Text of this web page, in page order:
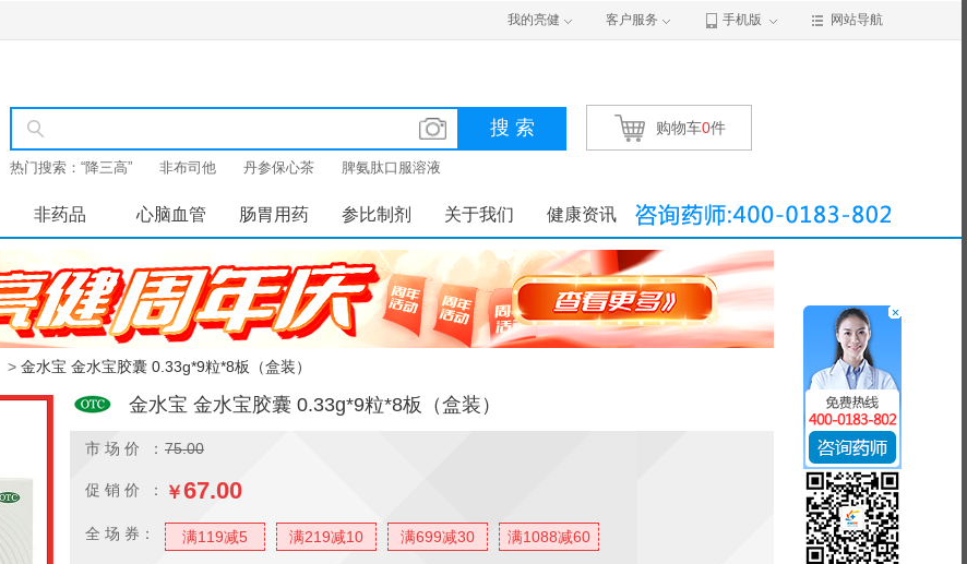
网站导航
手机版
客户服务
我的亮健
搜 索
热门搜索： “降三高” 非布司他 丹参保心茶 脾氨肽口服溶液
购物车0件
非药品 心脑血管 肠胃用药 参比制剂 关于我们 健康资讯
> 金水宝 金水宝胶囊 0.33g*9粒*8板（盒装）
金水宝 金水宝胶囊 0.33g*9粒*8板（盒装）
市 场 价 ： 75.00
促 销 价 ： ￥67.00
全 场 券： 满119减5 满219减10 满699减30 满1088减60